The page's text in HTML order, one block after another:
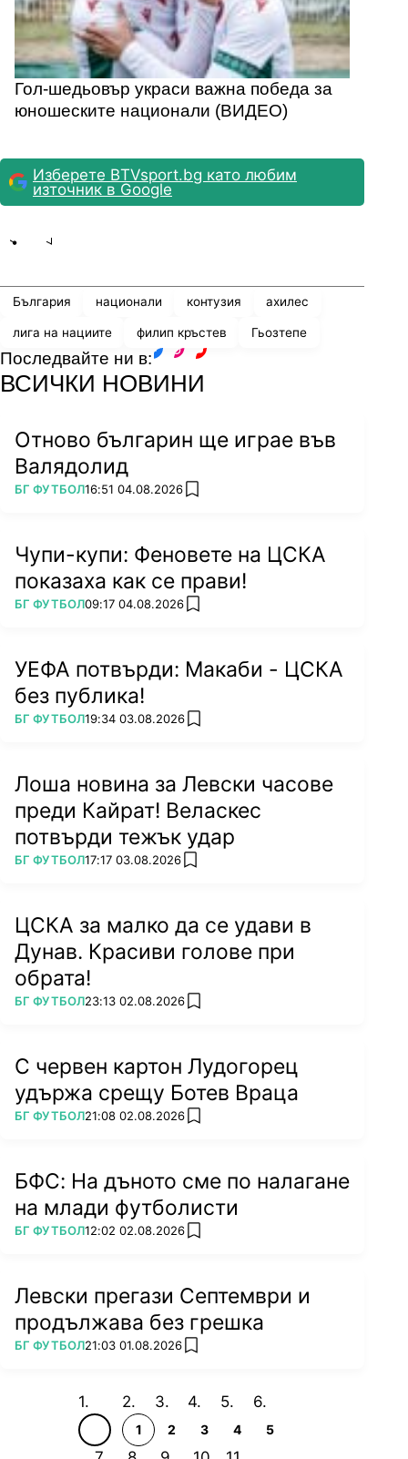
Гол-шедьовър украси важна победа за
юношеските национали (ВИДЕО)
Изберете BTVsport.bg като любим
източник в Google
България национали контузия ахилес
лига на нациите филип кръстев Гьозтепе
Последвайте ни в:
ВСИЧКИ НОВИНИ
Отново българин ще играе във
Валядолид
ПОВЕЧЕ ОТ
БГ ФУТБОЛ16:51 04.08.2026 add favorites
Чупи-купи: Феновете на ЦСКА
показаха как се прави!
ПОВЕЧЕ ОТ
БГ ФУТБОЛ09:17 04.08.2026 add favorites
УЕФА потвърди: Макаби - ЦСКА
без публика!
ПОВЕЧЕ ОТ
БГ ФУТБОЛ19:34 03.08.2026 add favorites
Лоша новина за Левски часове
преди Кайрат! Веласкес
потвърди тежък удар
ПОВЕЧЕ ОТ
БГ ФУТБОЛ17:17 03.08.2026 add favorites
ЦСКА за малко да се удави в
Дунав. Красиви голове при
обрата!
ПОВЕЧЕ ОТ
БГ ФУТБОЛ23:13 02.08.2026 add favorites
С червен картон Лудогорец
удържа срещу Ботев Враца
ПОВЕЧЕ ОТ
БГ ФУТБОЛ21:08 02.08.2026 add favorites
БФС: На дъното сме по налагане
на млади футболисти
ПОВЕЧЕ ОТ
БГ ФУТБОЛ12:02 02.08.2026 add favorites
Левски прегази Септември и
продължава без грешка
ПОВЕЧЕ ОТ
БГ ФУТБОЛ21:03 01.08.2026 add favorites
1 2 3 4 5